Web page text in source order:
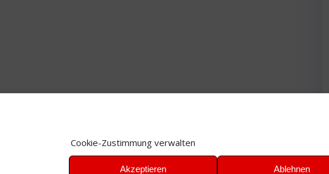
Cookie-Zustimmung verwalten
Akzeptieren Ablehnen